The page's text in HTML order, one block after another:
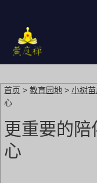
页
首页 > 教育园地 > 小树
心
更重要的陪
心